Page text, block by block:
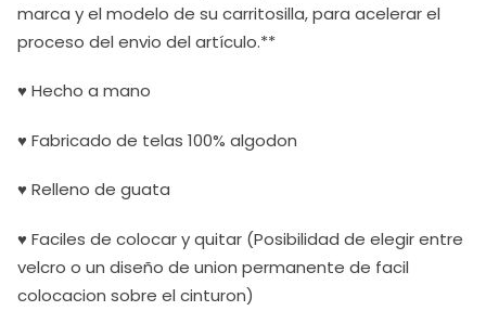
marca y el modelo de su carritosilla, para acelerar el
proceso del envio del artículo.**
♥ Hecho a mano
♥ Fabricado de telas 100% algodon
♥ Relleno de guata
♥ Faciles de colocar y quitar (Posibilidad de elegir entre
velcro o un diseño de union permanente de facil
colocacion sobre el cinturon)